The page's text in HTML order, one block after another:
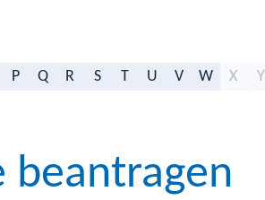
P Q R S T U V W X Y
beantragen